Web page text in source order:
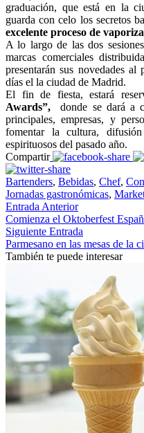
graduación, que está en la
guarda con celo los secretos
excelente proceso de
A lo largo de las dos
marcas comerciales
presentarán sus novedades
días el la ciudad de Madrid.
El fin de fiesta, estará
Awards”, donde se dará a
principales, empresas, y
fomentar la cultura,
espirituosos del pasado año.
Compartir
Bartenders, Bebidas, Chef,
Jornadas gastronómicas,
Entrada Anterior
Comienza el Oktoberfest
Siguiente Entrada
Parmesano en las mesas de la
También te puede interesar